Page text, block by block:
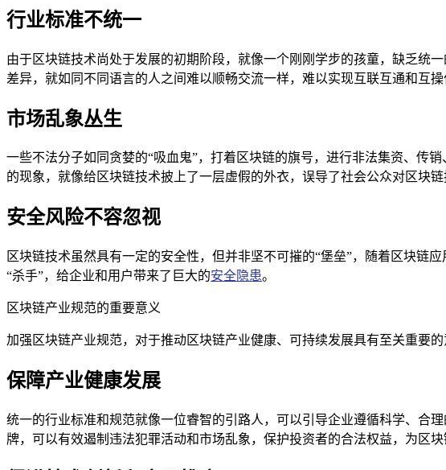
行业标准不统一
由于区块链技术尚处于发展的初期阶段，就像一个刚刚学步的孩童，缺乏统
差异，就如同不同语言的人之间难以顺畅交流一样，难以实现互联互通和互
市场乱象丛生
一些不法分子如同贪婪的“吸血鬼”，打着区块链的旗号，进行非法集资、传
的现象，就像给区块链技术披上了一层虚假的外衣，误导了社会公众对区块链
安全风险不容忽视
区块链技术虽然具有一定的安全性，但并非坚不可摧的“堡垒”，随着区块链
“杀手”，给企业和用户带来了巨大的安全隐患。
区块链产业规范的重要意义
加强区块链产业规范，对于推动区块链产业健康、可持续发展具有至关重要的
保障产业健康发展
统一的行业标准和规范就像一位睿智的引路人，可以引导企业遵循科学、合
牌，可以有效遏制违法犯罪活动和市场乱象，保护投资者的合法权益，为区块